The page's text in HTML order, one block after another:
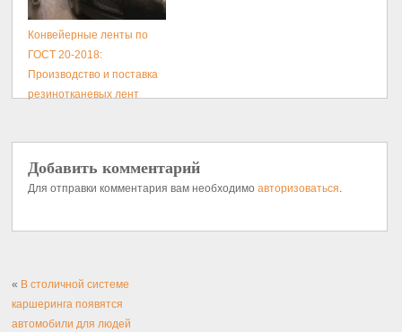
Конвейерные ленты по
ГОСТ 20-2018:
Производство и поставка
резинотканевых лент
Добавить комментарий
Для отправки комментария вам необходимоавторизоваться.
« В столичной системе
каршеринга появятся
автомобили для людей